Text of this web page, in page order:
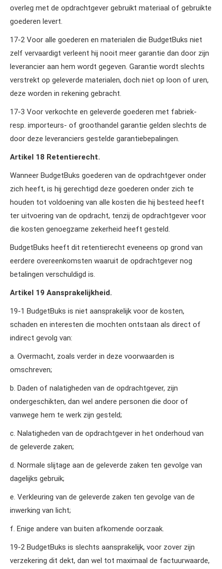
overleg met de opdrachtgever gebruikt materiaal of gebruikte
goederen levert.
17‑2 Voor alle goederen en materialen die BudgetBuks niet
zelf vervaardigt verleent hij nooit meer garantie dan door zijn
leverancier aan hem wordt gegeven. Garantie wordt slechts
verstrekt op geleverde materialen, doch niet op loon of uren,
deze worden in rekening gebracht.
17‑3 Voor verkochte en geleverde goederen met fabriek‑
resp. importeurs‑ of groothandel garantie gelden slechts de
door deze leveranciers gestelde garantiebepalingen.
Artikel 18 Retentierecht.
Wanneer BudgetBuks goederen van de opdrachtgever onder
zich heeft, is hij gerechtigd deze goederen onder zich te
houden tot voldoening van alle kosten die hij besteed heeft
ter uitvoering van de opdracht, tenzij de opdrachtgever voor
die kosten genoegzame zekerheid heeft gesteld.
BudgetBuks heeft dit retentierecht eveneens op grond van
eerdere overeenkomsten waaruit de opdrachtgever nog
betalingen verschuldigd is.
Artikel 19 Aansprakelijkheid.
19‑1 BudgetBuks is niet aansprakelijk voor de kosten,
schaden en interesten die mochten ontstaan als direct of
indirect gevolg van:
a. Overmacht, zoals verder in deze voorwaarden is
omschreven;
b. Daden of nalatigheden van de opdrachtgever, zijn
ondergeschikten, dan wel andere personen die door of
vanwege hem te werk zijn gesteld;
c. Nalatigheden van de opdrachtgever in het onderhoud van
de geleverde zaken;
d. Normale slijtage aan de geleverde zaken ten gevolge van
dagelijks gebruik;
e. Verkleuring van de geleverde zaken ten gevolge van de
inwerking van licht;
f. Enige andere van buiten afkomende oorzaak.
19‑2 BudgetBuks is slechts aansprakelijk, voor zover zijn
verzekering dit dekt, dan wel tot maximaal de factuurwaarde,